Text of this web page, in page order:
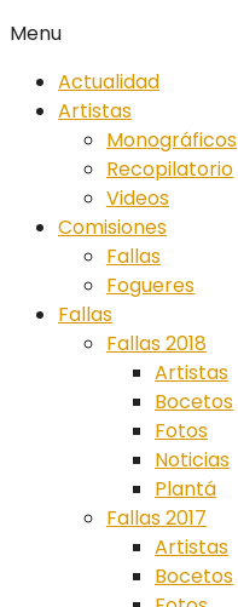
Menu
Actualidad
Artistas
Monográficos
Recopilatorio
Videos
Comisiones
Fallas
Fogueres
Fallas
Fallas 2018
Artistas
Bocetos
Fotos
Noticias
Plantá
Fallas 2017
Artistas
Bocetos